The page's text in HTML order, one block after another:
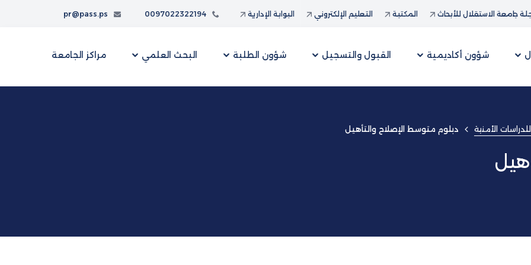
جامعة الاستقلال للأبحاث المكتبة التعليم الإلكتروني البوابة الإدارية 0097022322194
pr@pass.ps
شؤون أكاديمية القبول والتسجيل شؤون الطلبة البحث العلمي مراكز الجامعة
الأمنية دبلوم متوسط الإصلاح والتأهيل